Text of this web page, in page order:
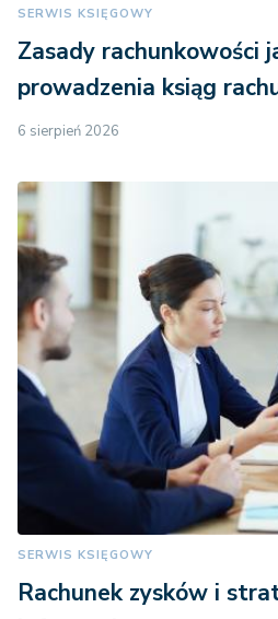
SERWIS KSIĘGOWY
Zasady rachunkowości
prowadzenia ksiąg
6 sierpień 2026
SERWIS KSIĘGOWY
Rachunek zysków i